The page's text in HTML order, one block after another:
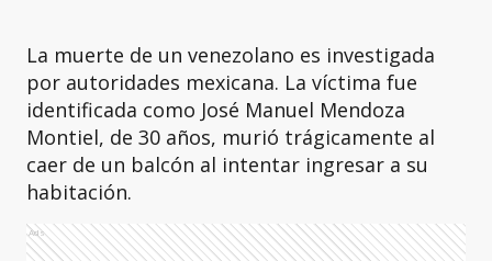
La muerte de un venezolano es investigada
por autoridades mexicana. La víctima fue
identificada como José Manuel Mendoza
Montiel, de 30 años, murió trágicamente al
caer de un balcón al intentar ingresar a su
habitación.
Ads